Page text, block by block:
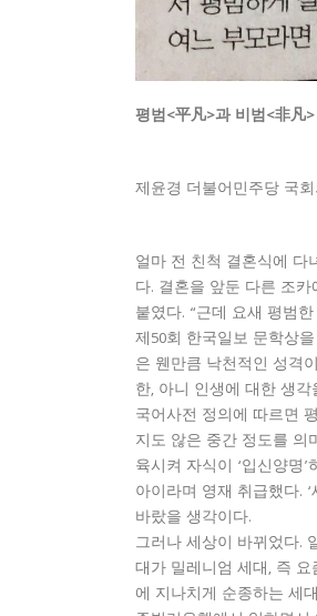
평범<平凡>과 비범<非凡>
제윤경 더불어민주당 국
얼마 전 친척 결혼식에 다
다. 결혼을 앞둔 다른 조
붙였다. “근데 요새 평범
제50회 한국일보 문학상
은 웬만큼 낙천적인 성격
한, 아니 인생에 대한 생
국어사전 정의에 따르면
지도 않은 중간 정도를 의
육시켜 자식이 ‘입신양명
아이라며 영재 취급했다.
바랐을 생각이다.
그러나 세상이 바뀌었다.
대가 밀레니엄 세대, 즉
에 지나치게 순종하는 세